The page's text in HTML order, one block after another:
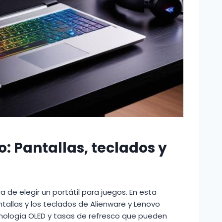
Pantallas, teclados y
de elegir un portátil para juegos. En esta
y los teclados de Alienware y Lenovo
OLED y tasas de refresco que pueden